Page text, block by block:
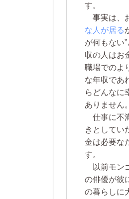
す。
事実は、
な人が居る
が何もない
収の人はお
職場でのよ
な年収であ
らどんなに
ありません。
仕事に不
きとしてい
金は必要な
す。
以前モン
の俳優が彼
の暮らしに